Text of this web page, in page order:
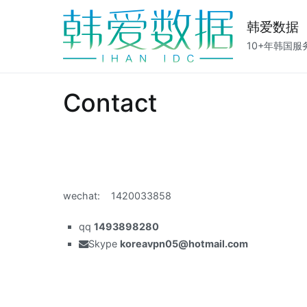
韩爱数据
10+年韩国服
Contact
wechat: 1420033858
qq1493898280
Skypekoreavpn05@hotmail.com